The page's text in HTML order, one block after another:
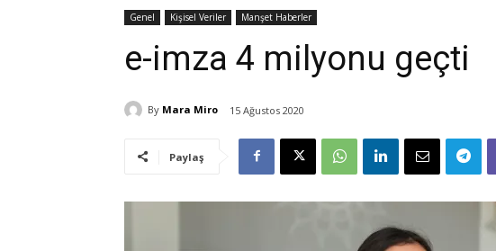
Genel Kişisel Veriler Manşet Haberler
e-imza 4 milyonu geçti
By Mara Miro 15 Ağustos 2020
Paylaş